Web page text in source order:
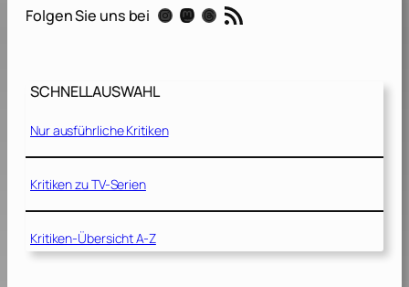
n
z
2
0
0
Folgen Sie uns bei Instagram Mastodon Threads RSS-Feed
SCHNELLAUSWAHL
Nur ausführliche Kritiken
Kritiken zu TV-Serien
Kritiken-Übersicht A-Z